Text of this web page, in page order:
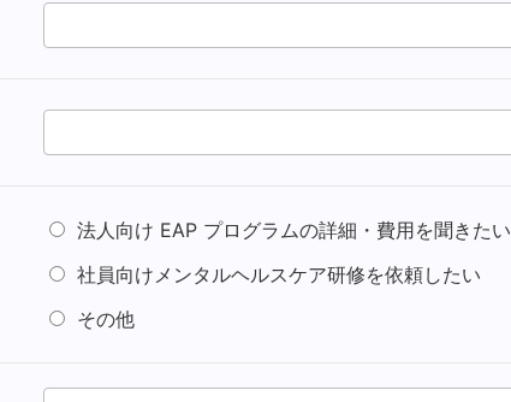
法人向け EAP プログラムの詳細・費用を聞きたい
社員向けメンタルヘルスケア研修を依頼したい
その他